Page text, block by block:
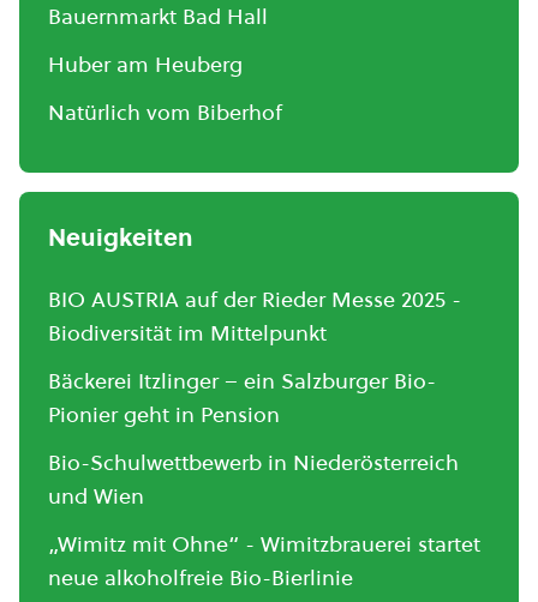
Bauernmarkt Bad Hall
Huber am Heuberg
Natürlich vom Biberhof
Neuigkeiten
BIO AUSTRIA auf der Rieder Messe 2025 -
Biodiversität im Mittelpunkt
Bäckerei Itzlinger – ein Salzburger Bio-
Pionier geht in Pension
Bio-Schulwettbewerb in Niederösterreich
und Wien
„Wimitz mit Ohne“ - Wimitzbrauerei startet
neue alkoholfreie Bio-Bierlinie